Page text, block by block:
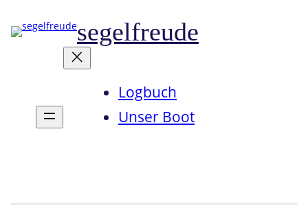
Inhalt
segelfreude
Logbuch
Unser Boot